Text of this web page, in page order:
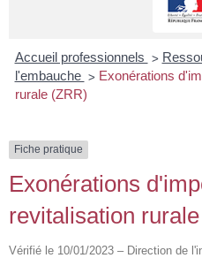
Accueil professionnels >
l'embauche > Exonérations
rurale (ZRR)
Fiche pratique
Exonérations
revitalisation
Vérifié le 10/01/2023 – Direction de